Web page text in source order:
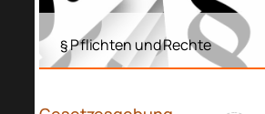
§ Pflichten und Rechte